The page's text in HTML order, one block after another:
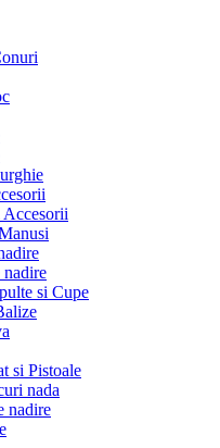
Accesorii
nadire
si Cupe
si Pistoale
nada
nadire